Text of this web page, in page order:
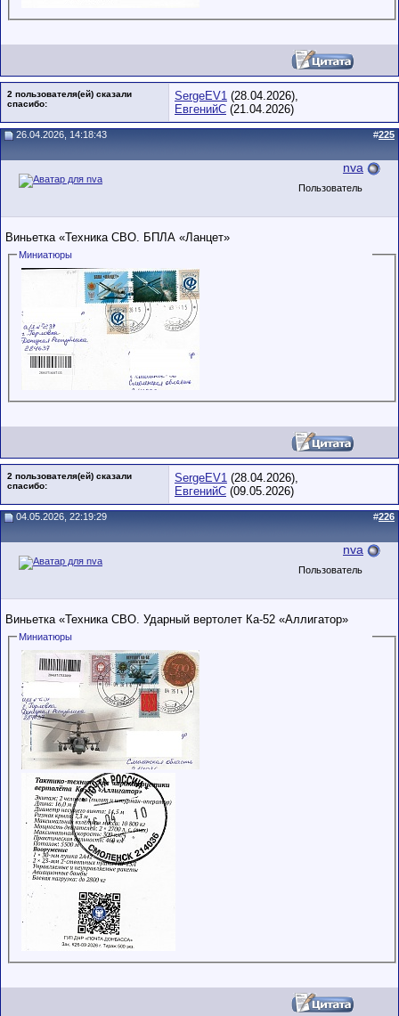
2 пользователя(ей) сказали
cпасибо:
SergeEV1 (28.04.2026),
ЕвгенийС (21.04.2026)
26.04.2026, 14:18:43 #225
nva
Пользователь
Виньетка «Техника СВО. БПЛА «Ланцет»
Миниатюры
2 пользователя(ей) сказали
cпасибо:
SergeEV1 (28.04.2026),
ЕвгенийС (09.05.2026)
04.05.2026, 22:19:29 #226
nva
Пользователь
Виньетка «Техника СВО. Ударный вертолет Ка-52 «Аллигатор»
Миниатюры